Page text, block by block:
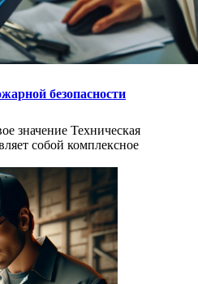
безопасности
значение Техническая
собой комплексное